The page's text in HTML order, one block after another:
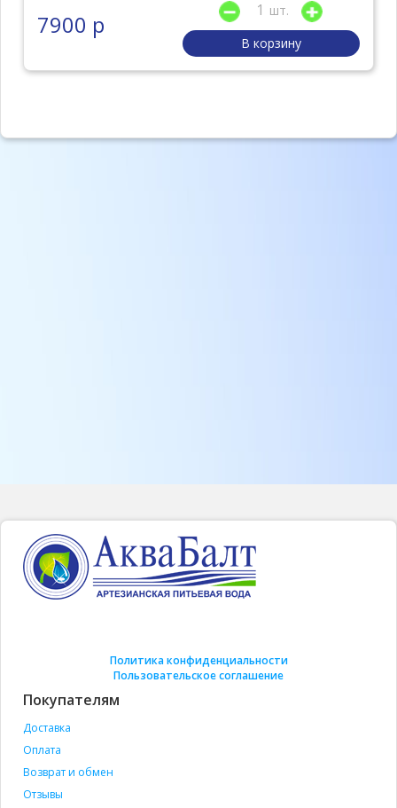
7900 р
шт.
В корзину
Политика конфиденциальности
Пользовательское соглашение
Покупателям
Доставка
Оплата
Возврат и обмен
Отзывы